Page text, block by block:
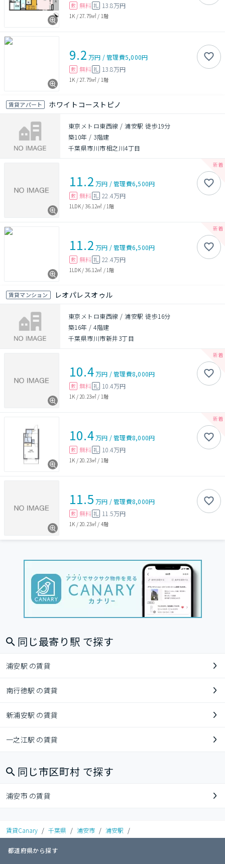
敷 無料 礼 13.8万円
1K / 27.79㎡ / 1階
9.2 万円 /管理費5,000円
敷 無料 礼 13.8万円
1K / 27.79㎡ / 1階
賃貸アパート ホワイトコーストピノ
東京メトロ東西線 / 浦安駅 徒歩19分
築10年 / 3階建
千葉県市川市相之川4丁目
11.2 万円 /管理費6,500円
敷 無料 礼 22.4万円
1LDK/36.12㎡ / 1階
11.2 万円 /管理費6,500円
敷 無料 礼 22.4万円
1LDK/36.12㎡ / 1階
賃貸マンション レオパレスオゥル
東京メトロ東西線 / 浦安駅 徒歩16分
築16年 /4階建
千葉県市川市新井3丁目
10.4万円 /管理費8,000円
敷 無料 礼 10.4万円
1K / 20.23㎡ / 1階
10.4万円 /管理費8,000円
敷 無料 礼 10.4万円
1K / 20.23㎡ / 1階
11.5 万円 /管理費8,000円
敷 無料 礼 11.5万円
1K / 20.23㎡ / 4階
同じ最寄り駅 で探す
浦安駅 の賃貸
南行徳駅 の賃貸
新浦安駅 の賃貸
一之江駅 の賃貸
同じ市区町村 で探す
浦安市 の賃貸
賃貸Canary / 千葉県 / 浦安市 / 浦安駅 /
都道府県から探す